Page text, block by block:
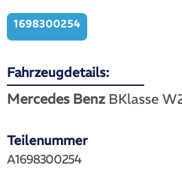
1698300254
Fahrzeugdetails:
Mercedes Benz BKlasse
Teilenummer
A1698300254